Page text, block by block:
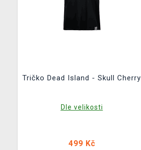
Tričko Dead Island - Skull Cherry
Dle velikosti
499 Kč